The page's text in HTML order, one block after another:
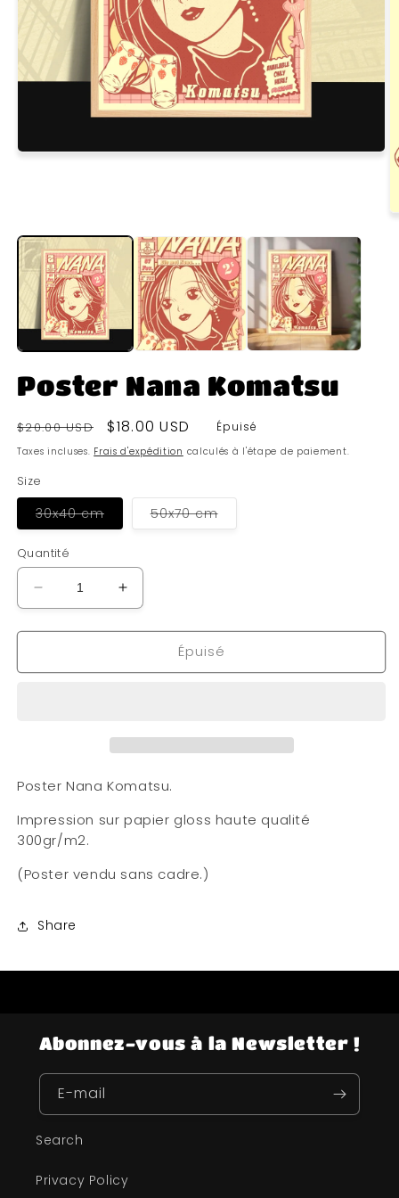
Poster Nana Komatsu
Prix
habituel
$20.00 USD
Prix
soldé
$18.00 USD Épuisé
Taxes incluses. Frais d'expédition calculés à l'étape de paiement.
Size
30x40 cmVariante
épuisée
50x70 cmVariante
épuisée
Quantité
Réduire
la
quantité
Poster
Augmenter
la
quantité
Poster
Épuisé
Poster Nana Komatsu.
Impression sur papier gloss haute qualité
300gr/m2.
(Poster vendu sans cadre.)
Share
Abonnez-vous à la Newsletter !
E-mail
Search
Privacy Policy